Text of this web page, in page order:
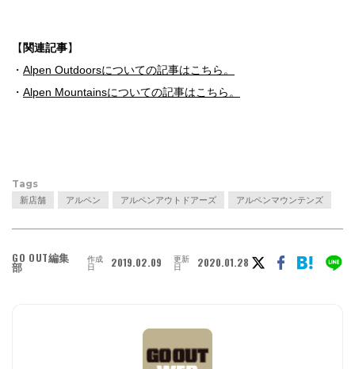
【関連記事】
・ Alpen Outdoorsについての記事はこちら。
・ Alpen Mountainsについての記事はこちら。
Tags
新店舗 アルペン アルペンアウトドアーズ アルペンマウンテンズ
GO OUT編集
部
作成
日 2019.02.09 更新
日 2020.01.28